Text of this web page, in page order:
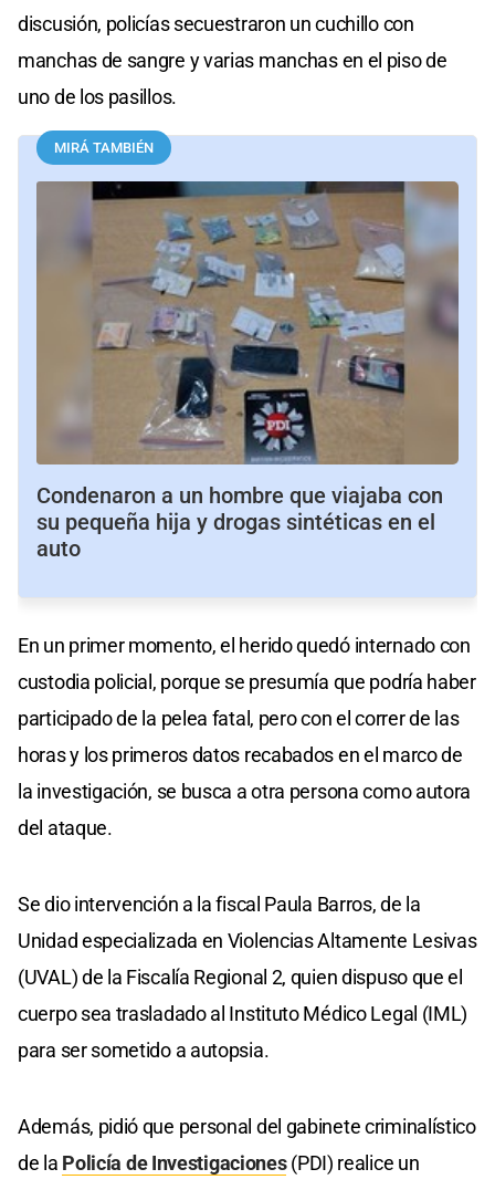
discusión, policías secuestraron un cuchillo con
manchas de sangre y varias manchas en el piso de
uno de los pasillos.
MIRÁ TAMBIÉN
Condenaron a un hombre que viajaba con
su pequeña hija y drogas sintéticas en el
auto
En un primer momento, el herido quedó internado con
custodia policial, porque se presumía que podría haber
participado de la pelea fatal, pero con el correr de las
horas y los primeros datos recabados en el marco de
la investigación, se busca a otra persona como autora
del ataque.
Se dio intervención a la fiscal Paula Barros, de la
Unidad especializada en Violencias Altamente Lesivas
(UVAL) de la Fiscalía Regional 2, quien dispuso que el
cuerpo sea trasladado al Instituto Médico Legal (IML)
para ser sometido a autopsia.
Además, pidió que personal del gabinete criminalístico
de la Policía de Investigaciones(PDI) realice un